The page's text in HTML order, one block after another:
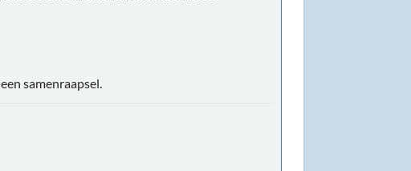
samenraapsel.